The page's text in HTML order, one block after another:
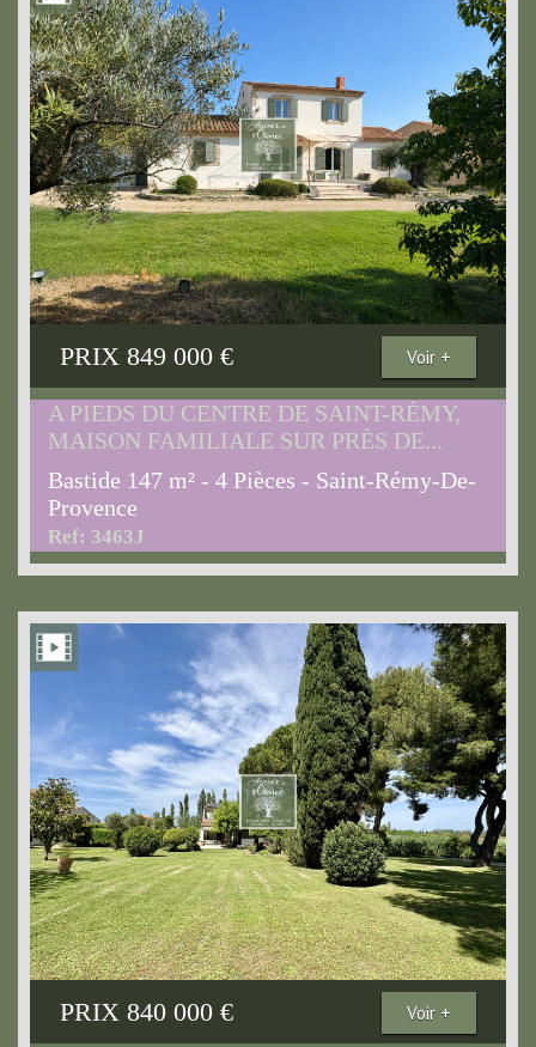
PRIX 849 000 € Voir +
A PIEDS DU CENTRE DE SAINT-RÉMY,
MAISON FAMILIALE SUR PRÈS DE...
Bastide 147 m² - 4 Pièces - Saint-Rémy-De-
Provence
Ref: 3463J
PRIX 840 000 € Voir +